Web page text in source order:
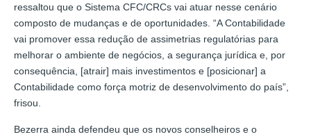
ressaltou que o Sistema CFC/CRCs vai atuar nesse cenário
composto de mudanças e de oportunidades. “A Contabilidade
vai promover essa redução de assimetrias regulatórias para
melhorar o ambiente de negócios, a segurança jurídica e, por
consequência, [atrair] mais investimentos e [posicionar] a
Contabilidade como força motriz de desenvolvimento do país”,
frisou.
Bezerra ainda defendeu que os novos conselheiros e o